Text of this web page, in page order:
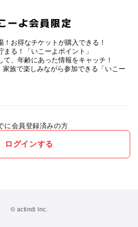
ーよ会員限定
族で楽しみながら参加できる「いこー
に会員登録済みの方
ログインする
© actindi Inc.